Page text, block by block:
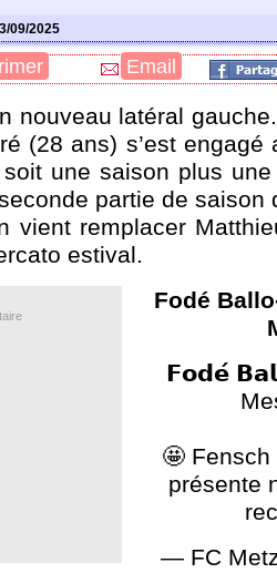
09/2025
Email
nouveau latéral
(28 ans) s’est engagé
soit une saison plus
partie de saison
vient remplacer
estival.
Fodé
𝗙𝗼𝗱𝗲́
🤩
présente
— FC